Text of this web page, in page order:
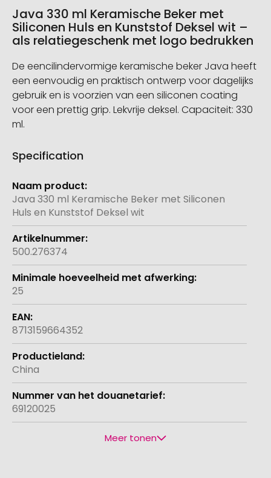
Java 330 ml Keramische Beker met
Siliconen Huls en Kunststof Deksel wit –
als relatiegeschenk met logo bedrukken
De eencilindervormige keramische beker Java heeft
een eenvoudig en praktisch ontwerp voor dagelijks
gebruik en is voorzien van een siliconen coating
voor een prettig grip. Lekvrije deksel. Capaciteit: 330
ml.
Specification
Meer
informatie
Java 330 ml Keramische Beker met Siliconen
Huls en Kunststof Deksel wit
500.276374
25
8713159664352
China
69120025
Meer tonen